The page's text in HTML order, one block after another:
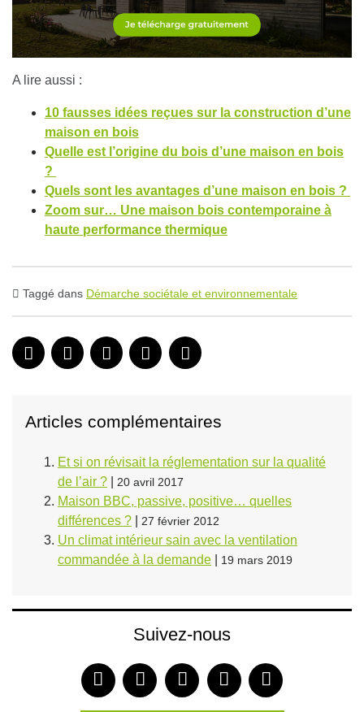
A lire aussi :
10 fausses idées reçues sur la construction d’une
maison en bois
Quelle est l’origine du bois d’une maison en bois
?
Quels sont les avantages d’une maison en bois ?
Zoom sur… Une maison bois contemporaine à
haute performance thermique
Taggé dans Démarche sociétale et environnementale
Articles complémentaires
Et si on révisait la réglementation sur la qualité
de l’air ?
20 avril 2017
Maison BBC, passive, positive… quelles
différences ?
27 février 2012
Un climat intérieur sain avec la ventilation
commandée à la demande
19 mars 2019
Suivez-nous